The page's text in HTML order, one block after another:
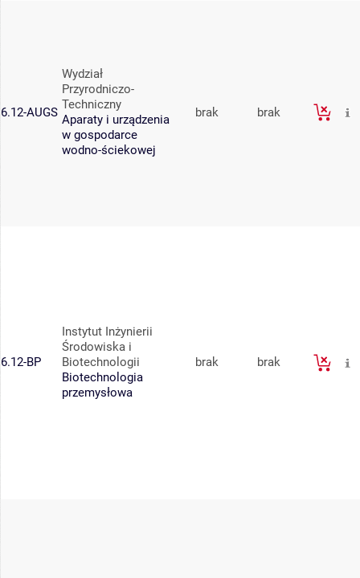
6.12-AUGS
Wydział
Przyrodniczo-
Techniczny
Aparaty i urządzenia
w gospodarce
wodno-ściekowej
brak brak
6.12-BP
Instytut Inżynierii
Środowiska i
Biotechnologii
Biotechnologia
przemysłowa
brak brak